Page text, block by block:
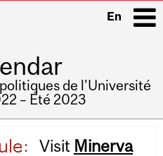
En
de l'Université
– Été 2023
Visit Minerva